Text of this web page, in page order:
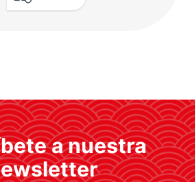
consiguen
y posicionamiento,
marca y reputación
a nuestra